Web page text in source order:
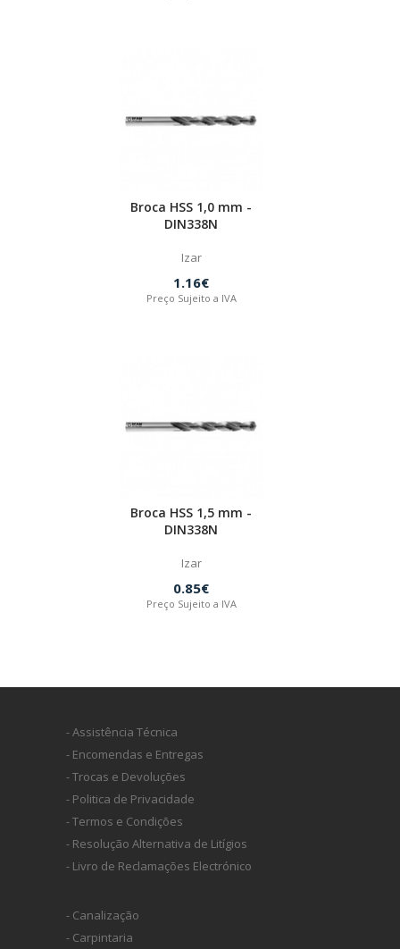
Broca HSS 1,0 mm -
DIN338N
Izar
1.16€
Preço Sujeito a IVA
Broca HSS 1,5 mm -
DIN338N
Izar
0.85€
Preço Sujeito a IVA
- Assistência Técnica
- Encomendas e Entregas
- Trocas e Devoluções
- Politica de Privacidade
- Termos e Condições
- Resolução Alternativa de Litígios
- Livro de Reclamações Electrónico
- Canalização
- Carpintaria